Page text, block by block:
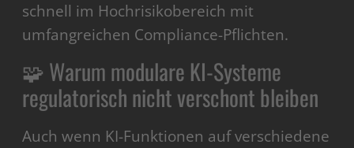
schnell im Hochrisikobereich mit
umfangreichen Compliance-Pflichten.
🧩 Warum modulare KI-Systeme
regulatorisch nicht verschont bleiben
Auch wenn KI-Funktionen auf verschiedene